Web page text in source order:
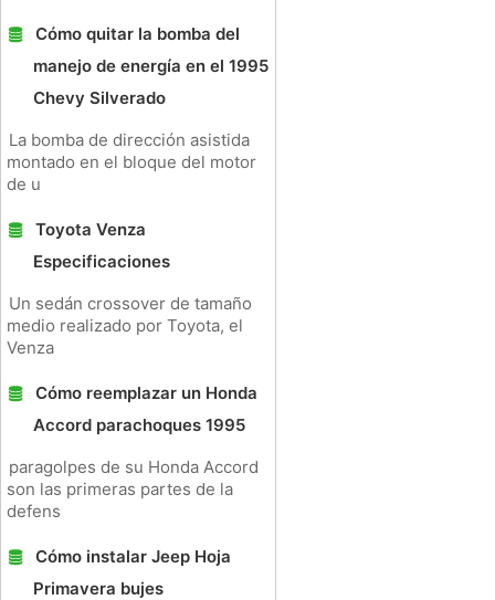
Cómo quitar la bomba del
manejo de energía en el 1995
Chevy Silverado
La bomba de dirección asistida
montado en el bloque del motor
de u
Toyota Venza
Especificaciones
Un sedán crossover de tamaño
medio realizado por Toyota, el
Venza
Cómo reemplazar un Honda
Accord parachoques 1995
paragolpes de su Honda Accord
son las primeras partes de la
defens
Cómo instalar Jeep Hoja
Primavera bujes